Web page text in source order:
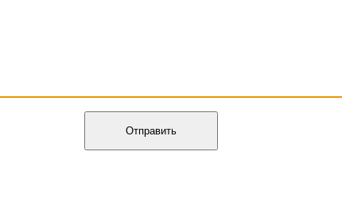
Отправить